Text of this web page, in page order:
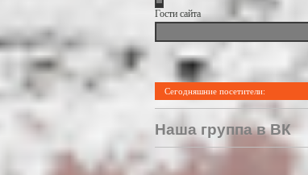
Гости сайта
Сегодняшние посетители:
Наша группа в ВК